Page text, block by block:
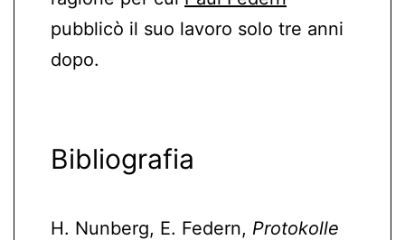
pubblicò il suo lavoro solo tre anni
dopo.
Bibliografia
H. Nunberg, E. Federn, Protokolle